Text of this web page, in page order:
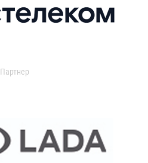
Партнер